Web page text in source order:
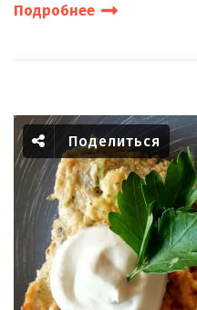
Подробнее
Поделиться